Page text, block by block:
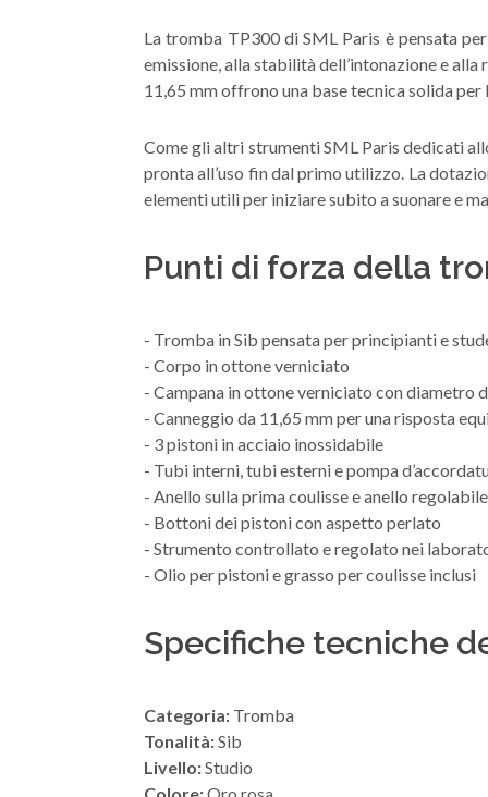
La tromba TP300 di SML Paris è pensata
emissione, alla stabilità dell’intonazione e
11,65 mm offrono una base tecnica solida
Come gli altri strumenti SML Paris dedicati
pronta all’uso fin dal primo utilizzo. La
elementi utili per iniziare subito a suonare e
Punti di forza della
- Tromba in Sib pensata per principianti e
- Corpo in ottone verniciato
- Campana in ottone verniciato con diametro
- Canneggio da 11,65 mm per una risposta
- 3 pistoni in acciaio inossidabile
- Tubi interni, tubi esterni e pompa
- Anello sulla prima coulisse e anello
- Bottoni dei pistoni con aspetto perlato
- Strumento controllato e regolato nei
- Olio per pistoni e grasso per coulisse inclusi
Specifiche tecniche
Categoria: Tromba
Tonalità:Sib
Livello:Studio